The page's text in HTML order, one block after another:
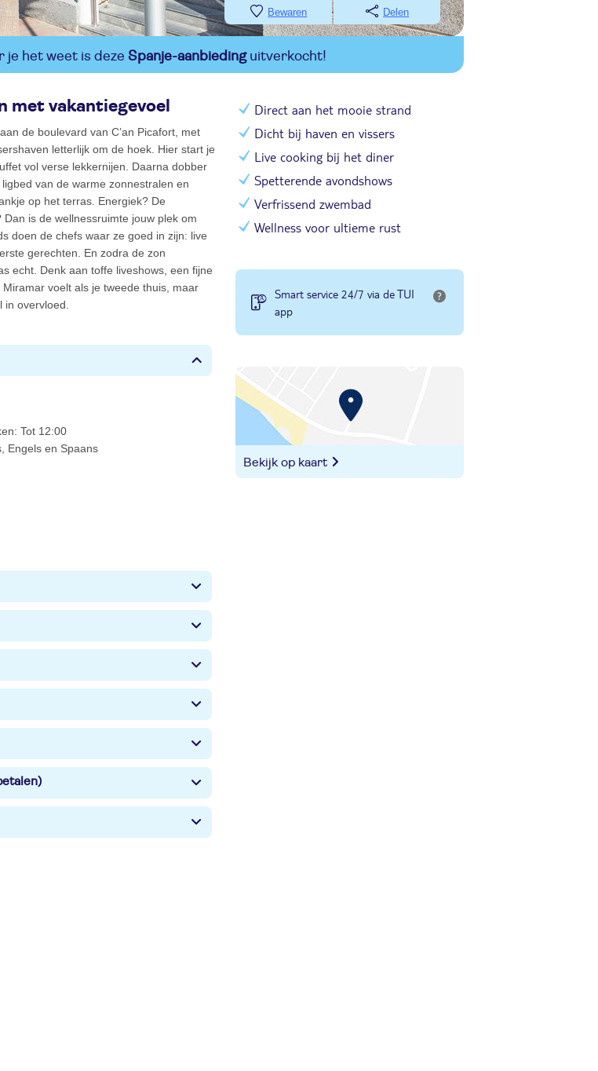
Bewaren Delen
je het weet is deze Spanje-aanbiedinguitverkocht!
met vakantiegevoel
de boulevard van C’an Picafort, met
letterlijk om de hoek. Hier start je
vol verse lekkernijen. Daarna dobber
van de warme zonnestralen en
op het terras. Energiek? De
is de wellnessruimte jouw plek om
doen de chefs waar ze goed in zijn: live
gerechten. En zodra de zon
echt. Denk aan toffe liveshows, een fijne
voelt als je tweede thuis, maar
overvloed.
Tot 12:00
Engels en Spaans
Direct aan het mooie strand
Dicht bij haven en vissers
Live cooking bij het diner
Spetterende avondshows
Verfrissend zwembad
Wellness voor ultieme rust
Smart service 24/7 via de TUI
app
Bekijk op kaart